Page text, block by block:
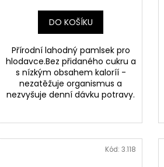
DO KOŠÍKU
Přírodní lahodný pamlsek pro
hlodavce.Bez přidaného cukru a
s nízkým obsahem kaloríí -
nezatěžuje organismus a
nezvyšuje denní dávku potravy.
Kód:3.118